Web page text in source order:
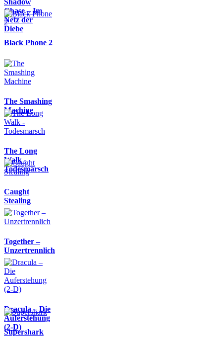
Chase – Im
Netz der
Diebe
Black Phone 2
The Smashing
Machine
The Long
Walk -
Todesmarsch
Caught
Stealing
Together –
Unzertrennlich
Dracula – Die
Auferstehung
(2-D)
Supershark